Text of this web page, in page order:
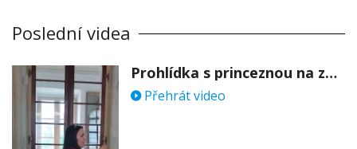
Poslední videa
Prohlídka s princeznou na zámku Stekník
Přehrát video